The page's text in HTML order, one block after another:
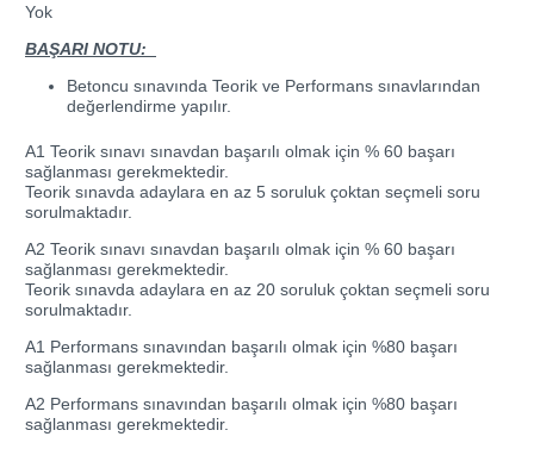
Yok
BAŞARI NOTU:
Betoncu sınavında Teorik ve Performans sınavlarından
değerlendirme yapılır.
A1 Teorik sınavı sınavdan başarılı olmak için % 60 başarı
sağlanması gerekmektedir.
Teorik sınavda adaylara en az 5 soruluk çoktan seçmeli soru
sorulmaktadır.
A2 Teorik sınavı sınavdan başarılı olmak için % 60 başarı
sağlanması gerekmektedir.
Teorik sınavda adaylara en az 20 soruluk çoktan seçmeli soru
sorulmaktadır.
A1 Performans sınavından başarılı olmak için %80 başarı
sağlanması gerekmektedir.
A2 Performans sınavından başarılı olmak için %80 başarı
sağlanması gerekmektedir.